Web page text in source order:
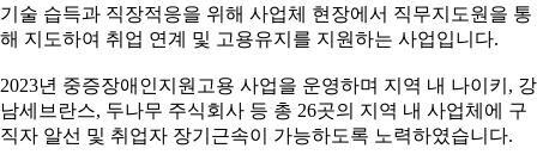
기술 습득과 직장적응을 위해 사업체 현장에서 직무지도원을 통
해 지도하여 취업 연계 및 고용유지를 지원하는 사업입니다.
2023년 중증장애인지원고용 사업을 운영하며 지역 내 나이키 , 강
남세브란스, 두나무 주식회사 등 총 26곳의 지역 내 사업체에 구
직자 알선 및 취업자 장기근속이 가능하도록 노력하였습니다.